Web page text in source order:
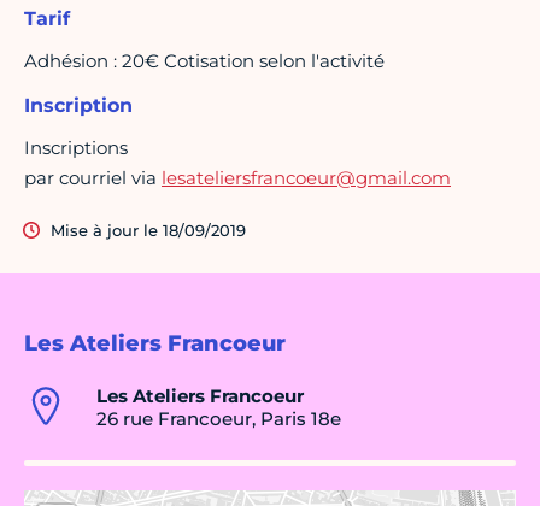
Les Ateliers Francoeur
Les Ateliers Francoeur
26 rue Francoeur, Paris 18e
Tarif
Adhésion : 20€ Cotisation selon l'activité
Inscription
Inscriptions
par courriel via lesateliersfrancoeur@gmail.com
Mise à jour le 18/09/2019